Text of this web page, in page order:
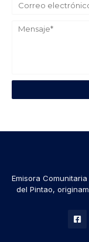
Emisora
del Pintao,